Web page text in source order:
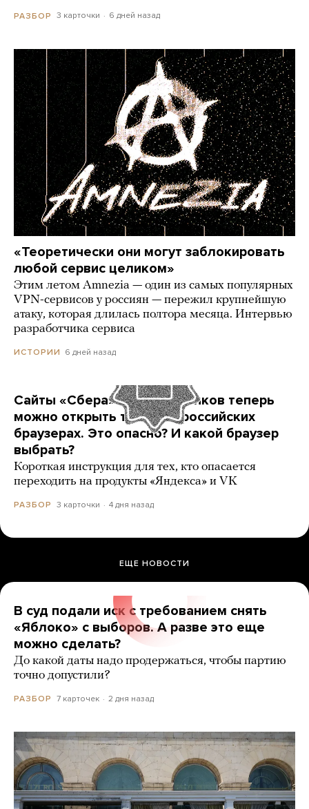
РАЗБОР 3 карточки 6 дней назад
«Теоретически они могут заблокировать
любой сервис целиком»
Этим летом Amnezia — один из самых популярных
VPN-сервисов у россиян — пережил крупнейшую
атаку, которая длилась полтора месяца. Интервью
разработчика сервиса
ИСТОРИИ 6 дней назад
Сайты «Сбера» и других банков теперь
можно открыть только в российских
браузерах. Это опасно? И какой браузер
выбрать?
Короткая инструкция для тех, кто опасается
переходить на продукты «Яндекса» и VK
РАЗБОР 3 карточки 4 дня назад
ЕЩЕ НОВОСТИ
В суд подали иск с требованием снять
«Яблоко» с выборов. А разве это еще
можно сделать?
До какой даты надо продержаться, чтобы партию
точно допустили?
РАЗБОР 7 карточек 2 дня назад